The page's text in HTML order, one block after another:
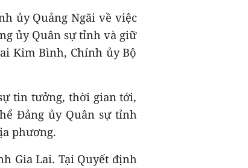
ủy Quảng Ngãi về việc
ủy Quân sự tỉnh và giữ
Kim Bình, Chính ủy Bộ
tin tưởng, thời gian tới,
Đảng ủy Quân sự tỉnh
phương.
Gia Lai. Tại Quyết định